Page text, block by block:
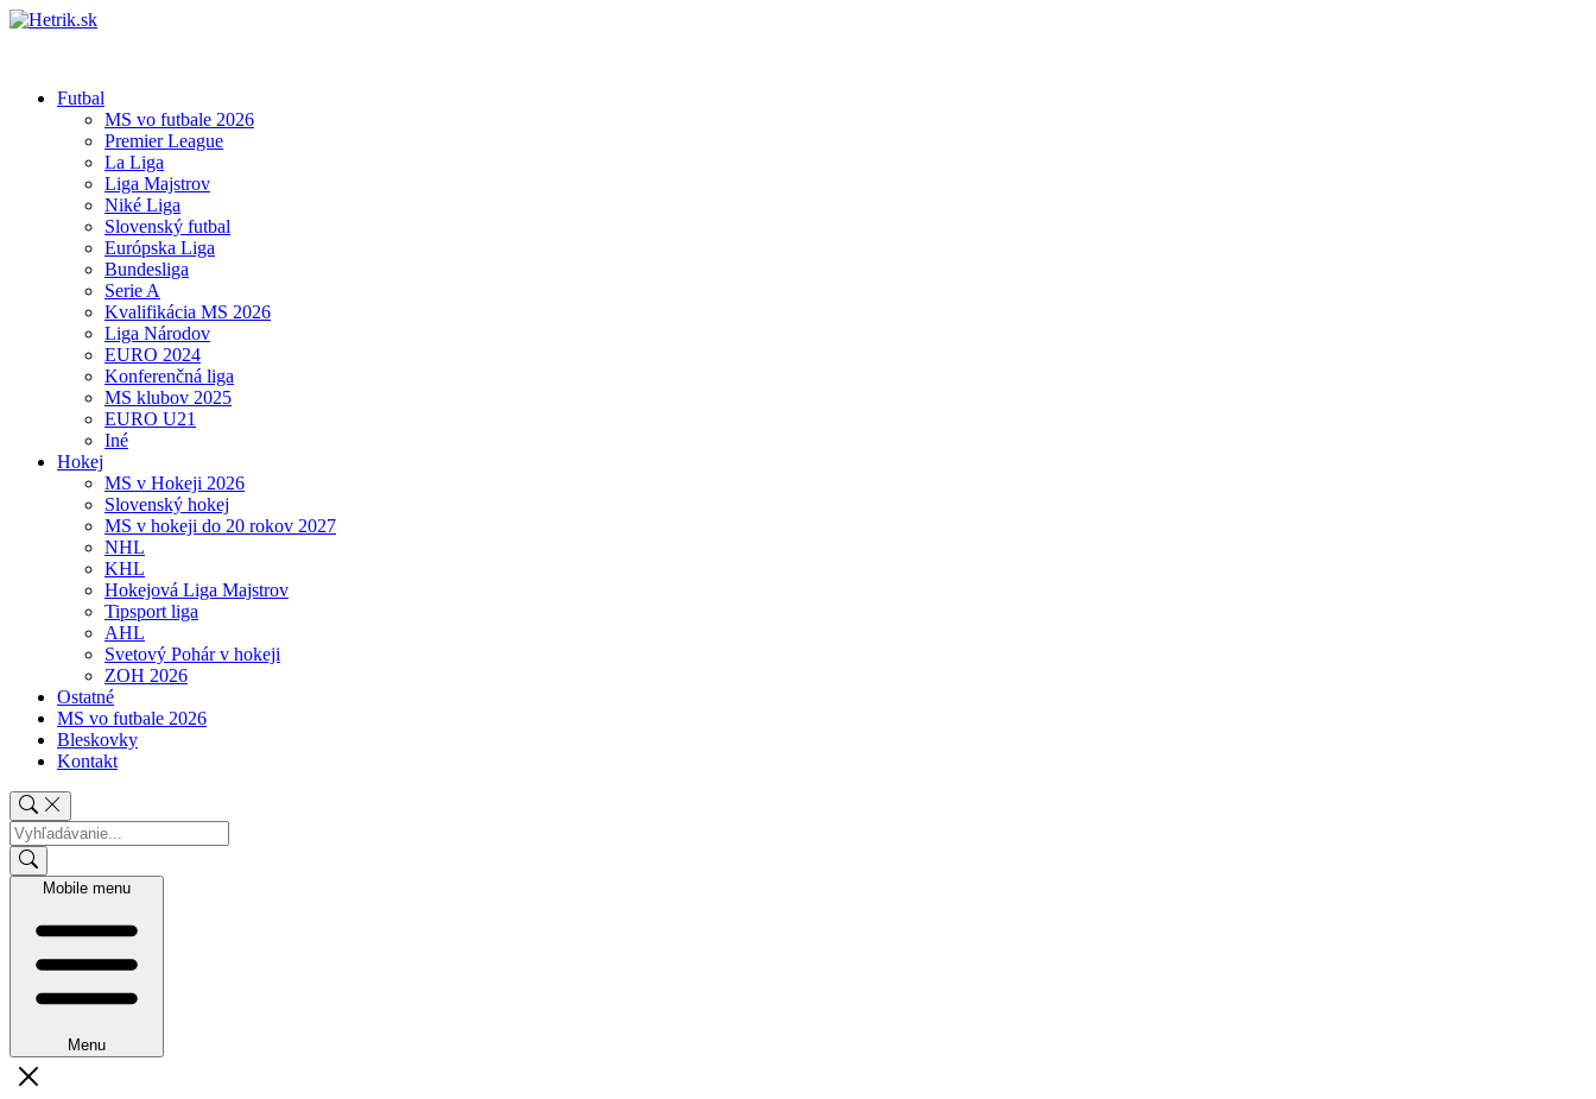
Futbal
MS vo futbale 2026
Premier League
La Liga
Liga Majstrov
Niké Liga
Slovenský futbal
Európska Liga
Bundesliga
Serie A
Kvalifikácia MS 2026
Liga Národov
EURO 2024
Konferenčná liga
MS klubov 2025
EURO U21
Iné
Hokej
MS v Hokeji 2026
Slovenský hokej
MS v hokeji do 20 rokov 2027
NHL
KHL
Hokejová Liga Majstrov
Tipsport liga
AHL
Svetový Pohár v hokeji
ZOH 2026
Ostatné
MS vo futbale 2026
Bleskovky
Kontakt
Mobile menu
Menu